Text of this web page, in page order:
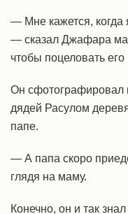
— Мне кажется, когда
— сказал Джафара
чтобы поцеловать
Он сфотографировал
дядей Расулом
папе.
— А папа скоро
глядя на маму.
Конечно, он и так